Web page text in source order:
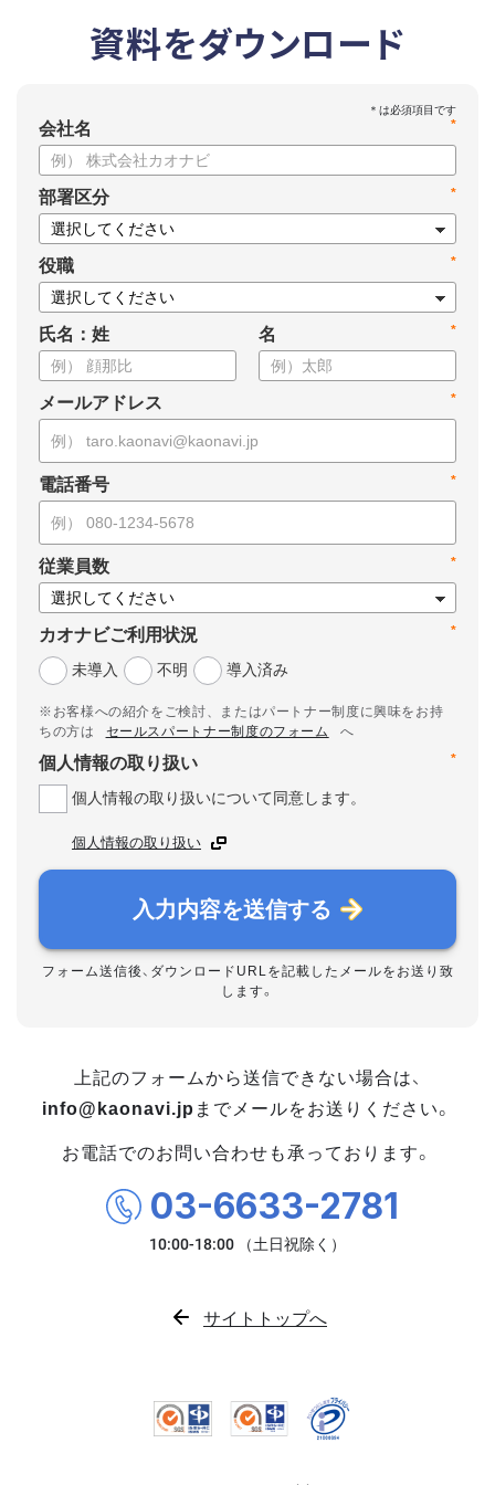
資料をダウンロード
*
会社名
*
部署区分
*
役職
氏名：姓 *
名
*
メールアドレス
*
電話番号
*
従業員数
*
カオナビご利用状況
未導入
不明 導入済み
※お客様への紹介をご検討、またはパートナー制度に興味をお持
ちの方は
セールスパートナー制度のフォーム
へ
*
個人情報の取り扱い
個人情報の取り扱いについて同意します。
個人情報の取り扱い
入力内容を送信する
フォーム送信後、ダウンロードURLを記載したメールをお送り致
します。
上記のフォームから送信できない場合は、
info@kaonavi.jp までメールをお送りください。
お電話でのお問い合わせも承っております。
03-6633-2781
サイトトップへ